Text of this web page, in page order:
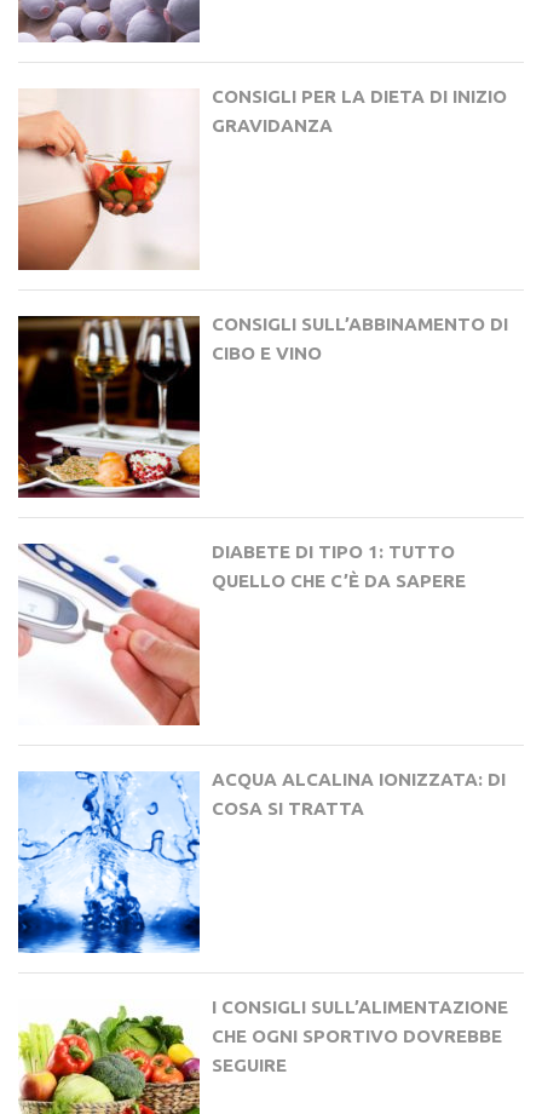
CONSIGLI PER LA DIETA DI INIZIO
GRAVIDANZA
CONSIGLI SULL’ABBINAMENTO DI
CIBO E VINO
DIABETE DI TIPO 1: TUTTO
QUELLO CHE C’È DA SAPERE
ACQUA ALCALINA IONIZZATA: DI
COSA SI TRATTA
I CONSIGLI SULL’ALIMENTAZIONE
CHE OGNI SPORTIVO DOVREBBE
SEGUIRE